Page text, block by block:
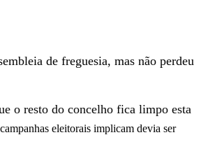
de freguesia, mas não perdeu
o resto do concelho fica limpo esta
eleitorais implicam devia ser